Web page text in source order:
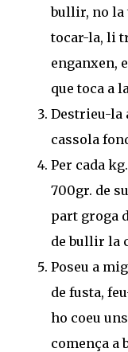
bullir, no la
tocar-la, li
enganxen,
que toca a
Destrieu-la
cassola
Per cada
700gr. de
part groga
de bullir la
Poseu a
de fusta,
ho coeu
comença a